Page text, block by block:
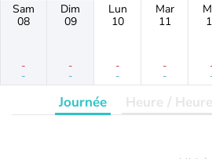
Sam
08
-
-
Dim
09
-
-
Lun
10
-
-
Mar
11
-
-
Journée Heure / Heure